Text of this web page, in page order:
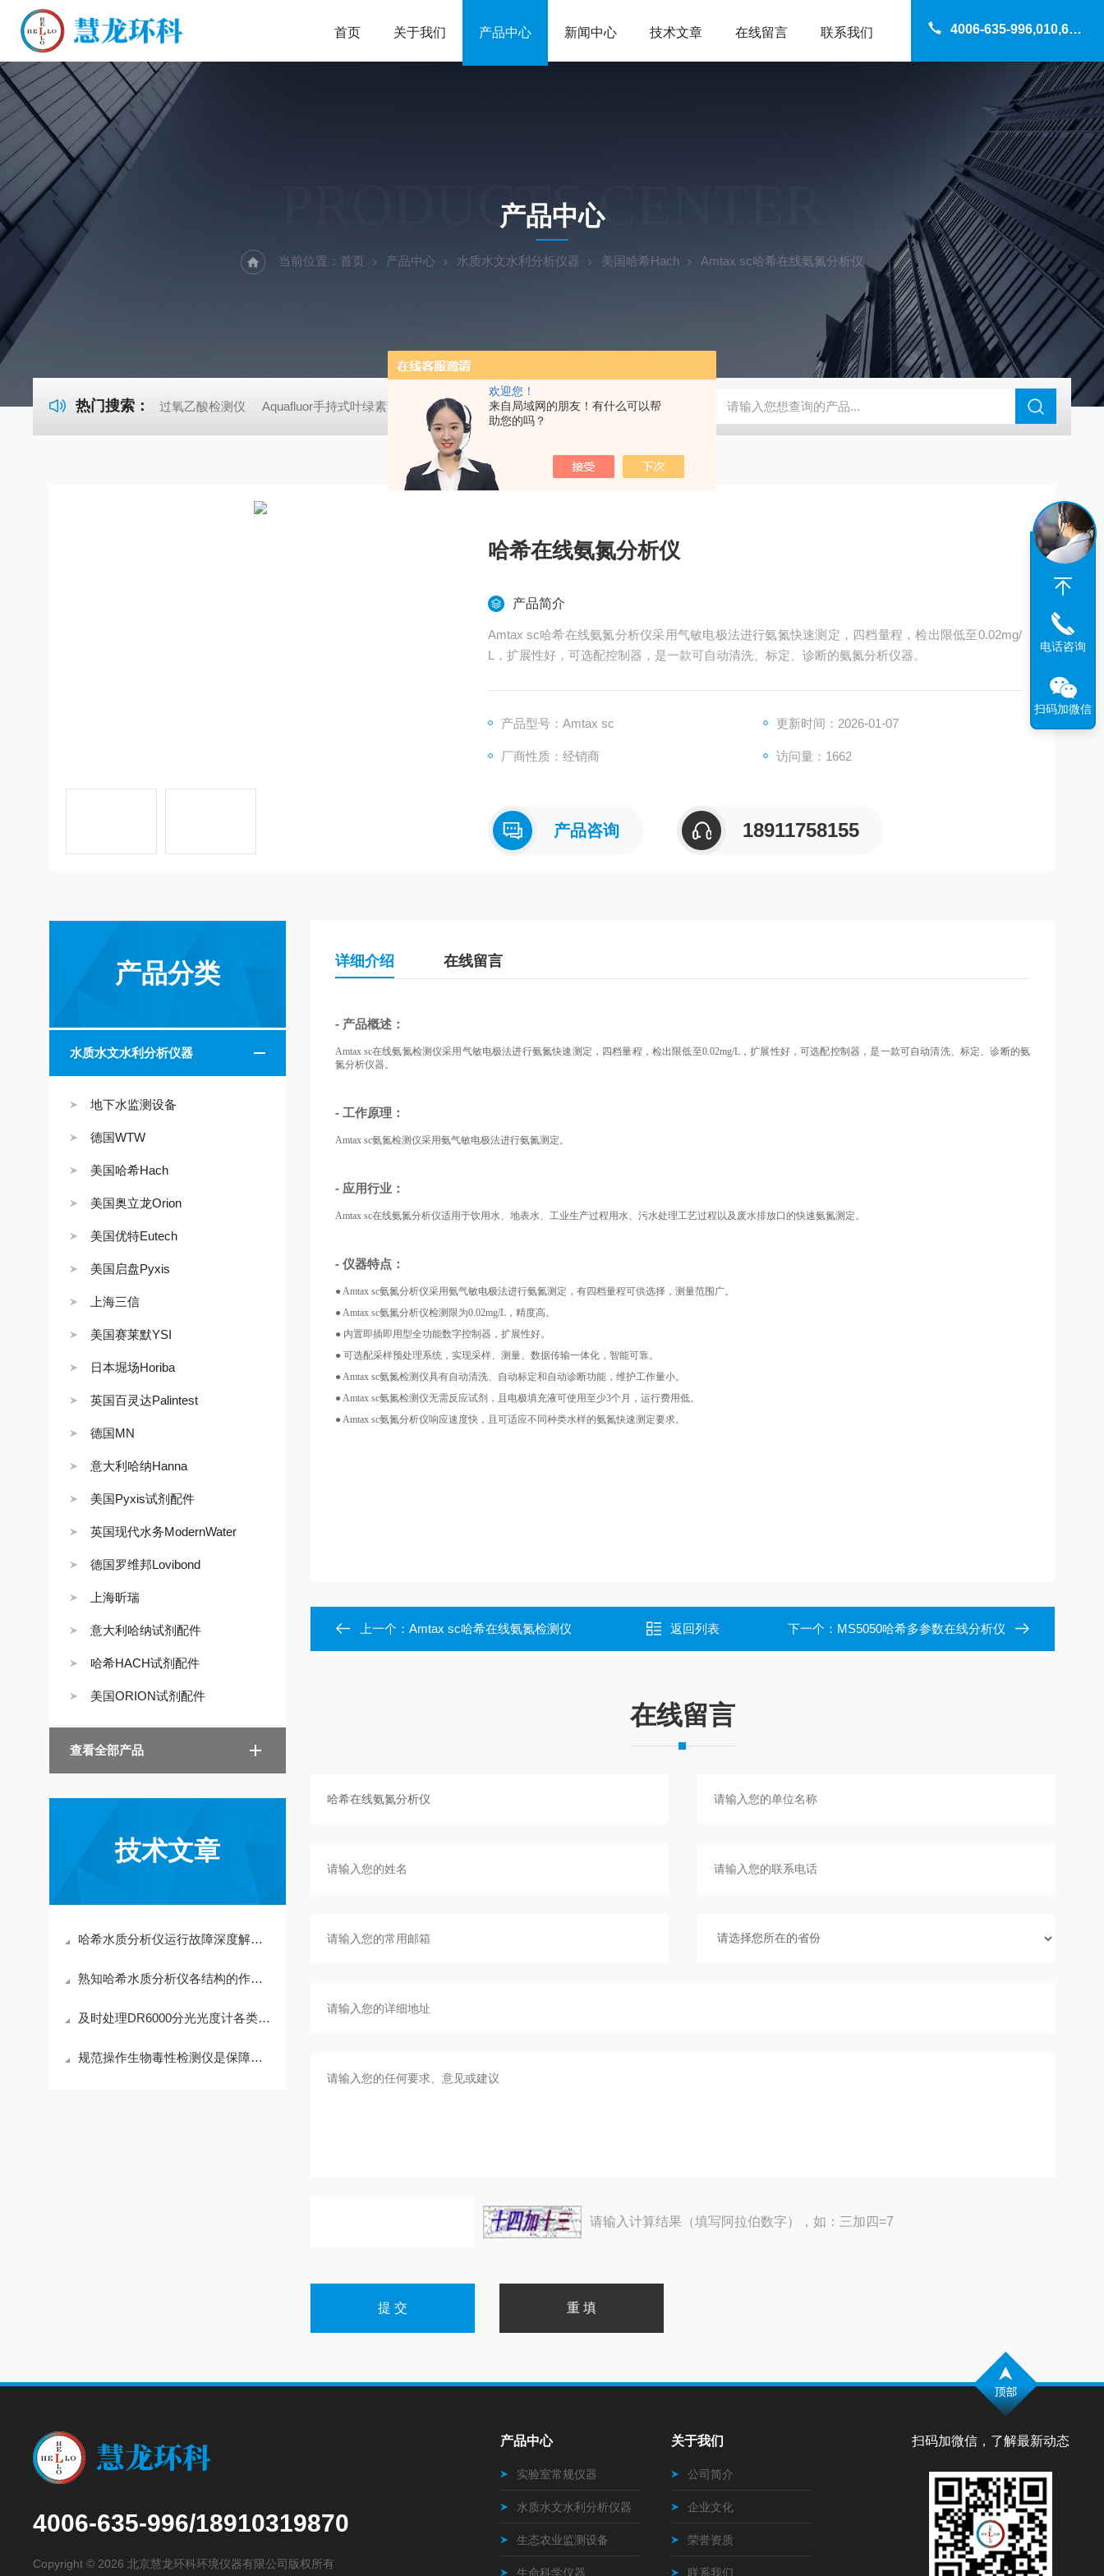
欢迎您！
来自局域网的朋友！有什么可以帮
助您的吗？
4006-635-996,010,69200960
首页 关于我们 产品中心 新闻中心 技术文章 在线留言 联系我们
PRODUCTS CENTER
产品中心
当前位置： 首页 产品中心 水质水文水利分析仪器 美国哈希Hach Amtax sc哈希在线氨氮分析仪
热门搜索： 过氧乙酸检测仪 Aquafluor手持式叶绿素荧光仪 HLT-001土壤检测仪器土壤采样套装 德国MN 91346过氧乙酸检测仪 CT2001A微电流扣电测试 PL-G07日本富士智
哈希在线氨氮分析仪
产品简介
Amtax sc哈希在线氨氮分析仪采用气敏电极法进行氨氮快速测定，四档量程，检出限低至0.02mg/
L，扩展性好，可选配控制器，是一款可自动清洗、标定、诊断的氨氮分析仪器。
产品型号：Amtax sc 更新时间：2026-01-07
厂商性质：经销商 访问量：1662
产品咨询 18911758155
产品分类
水质水文水利分析仪器
地下水监测设备
德国WTW
美国哈希Hach
美国奥立龙Orion
美国优特Eutech
美国启盘Pyxis
上海三信
美国赛莱默YSI
日本堀场Horiba
英国百灵达Palintest
德国MN
意大利哈纳Hanna
美国Pyxis试剂配件
英国现代水务ModernWater
德国罗维邦Lovibond
上海昕瑞
意大利哈纳试剂配件
哈希HACH试剂配件
美国ORION试剂配件
查看全部产品
技术文章
哈希水质分析仪运行故障深度解析与标准化处理方案
熟知哈希水质分析仪各结构的作用与特性保障检测数据规范有效
及时处理DR6000分光光度计各类使用故障保证水质检测数据具备参考价值
规范操作生物毒性检测仪是保障检测结果真实有效的关键
详细介绍 在线留言
- 产品概述：
Amtax sc在线氨氮检测仪采用气敏电极法进行氨氮快速测定，四档量程，检出限低至0.02mg/L，扩展性好，可选配控制器，是一款可自动清洗、标定、诊断的氨
氮分析仪器。
- 工作原理：
Amtax sc氨氮检测仪采用氨气敏电极法进行氨氮测定。
- 应用行业：
Amtax sc在线氨氮分析仪适用于饮用水、地表水、工业生产过程用水、污水处理工艺过程以及废水排放口的快速氨氮测定。
- 仪器特点：
● Amtax sc氨氮分析仪采用氨气敏电极法进行氨氮测定，有四档量程可供选择，测量范围广。
● Amtax sc氨氮分析仪检测限为0.02mg/L，精度高。
● 内置即插即用型全功能数字控制器，扩展性好。
● 可选配采样预处理系统，实现采样、测量、数据传输一体化，智能可靠。
● Amtax sc氨氮检测仪具有自动清洗、自动标定和自动诊断功能，维护工作量小。
● Amtax sc氨氮检测仪无需反应试剂，且电极填充液可使用至少3个月，运行费用低。
● Amtax sc氨氮分析仪响应速度快，且可适应不同种类水样的氨氮快速测定要求。
上一个： Amtax sc哈希在线氨氮检测仪 返回列表 下一个： MS5050哈希多参数在线分析仪
在线留言
请输入计算结果（填写阿拉伯数字），如：三加四=7
扫码加微信，了解最新动态
4006-635-996/18910319870
Copyright © 2026 北京慧龙环科环境仪器有限公司版权所有
产品中心
实验室常规仪器
水质水文水利分析仪器
生态农业监测设备
生命科学仪器
关于我们
公司简介
企业文化
荣誉资质
联系我们
电话咨询
扫码加微信